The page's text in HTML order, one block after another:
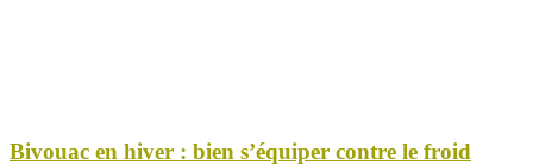
Bivouac en hiver : bien s’équiper contre le froid